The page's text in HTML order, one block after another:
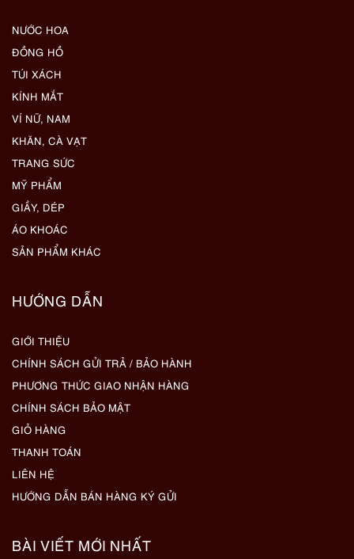
NƯỚC HOA
ĐỒNG HỒ
TÚI XÁCH
KÍNH MẮT
VÍ NỮ, NAM
KHĂN, CÀ VẠT
TRANG SỨC
MỸ PHẨM
GIẦY, DÉP
ÁO KHOÁC
SẢN PHẨM KHÁC
HƯỚNG DẪN
GIỚI THIỆU
CHÍNH SÁCH GỬI TRẢ / BẢO HÀNH
PHƯƠNG THỨC GIAO NHẬN HÀNG
CHÍNH SÁCH BẢO MẬT
GIỎ HÀNG
THANH TOÁN
LIÊN HỆ
HƯỚNG DẪN BÁN HÀNG KÝ GỬI
BÀI VIẾT MỚI NHẤT